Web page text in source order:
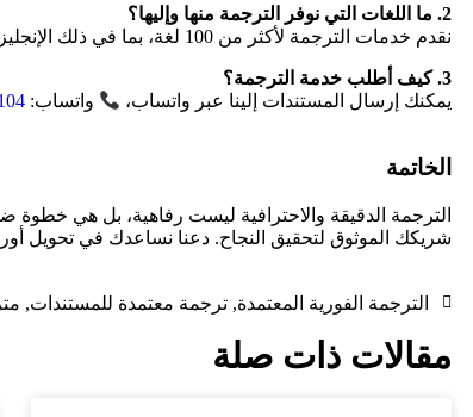
2. ما اللغات التي نوفر الترجمة منها وإليها؟
نقدم خدمات الترجمة لأكثر من 100 لغة، بما في ذلك الإنجليزية، الفرنسية، الإسبانية، الصينية، ولغات أخرى نادرة.
3. كيف أطلب خدمة الترجمة؟
يمكنك إرسال المستندات إلينا عبر واتساب،
واتساب:
الخاتمة
الترجمة الدقيقة والاحترافية ليست رفاهية، بل هي
شريكك الموثوق لتحقيق النجاح. دعنا نساعدك في تحويل
الترجمة الفورية المعتمدة, ترجمة معتمدة للمستندات,
مقالات ذات صلة